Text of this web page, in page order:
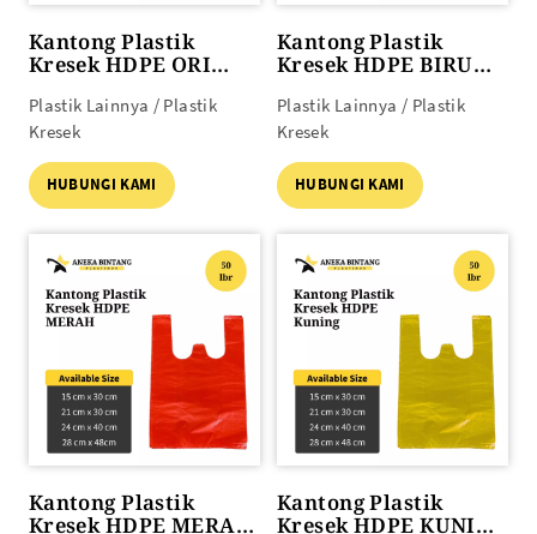
Kantong Plastik
Kresek HDPE ORI
30) s/d (28 x 48)
Plastik Lainnya / Plastik
Kresek
HUBUNGI KAMI
Kantong Plastik
Kresek HDPE BIRU
x 48)
Plastik Lainnya / Plastik
Kresek
HUBUNGI KAMI
Kantong Plastik
Kresek HDPE MERAH
Kantong Plastik
Kresek HDPE KUNING